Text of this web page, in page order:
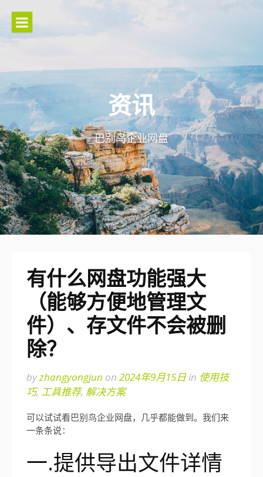
content
资讯
巴别鸟企业网盘
有什么网盘功能强大
（能够方便地管理文
件）、存文件不会被删
除？
byzhangyongjun on 2024年9月15日in 使用技
巧, 工具推荐, 解决方案
可以试试看巴别鸟企业网盘，几乎都能做到。我们来
一条条说：
一.提供导出文件详情